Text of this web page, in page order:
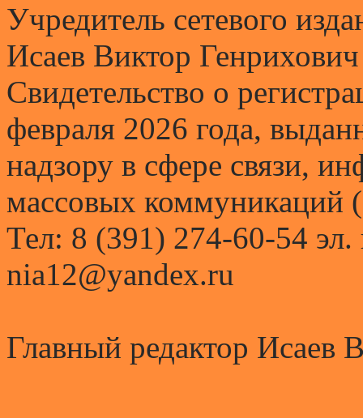
Учредитель сетевого
Исаев Виктор Генрихович
Свидетельство о
февраля 2026 года,
надзору в сфере связи,
массовых коммуникаций
Тел: 8 (391) 274-60-54 эл.
nia12@yandex.ru
Главный редактор Исаев